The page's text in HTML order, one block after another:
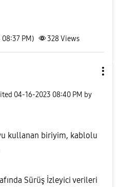
PM) 328Views
‎04-16-2023 08:40 PM by
kullanan biriyim, kablolu
Sürüş İzleyici verileri